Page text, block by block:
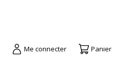
Me connecter Panier